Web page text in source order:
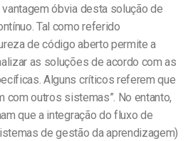
óbvia desta solução de
Tal como referido
de código aberto permite a
as soluções de acordo com as
Alguns críticos referem que
com outros sistemas”. No entanto,
que a integração do fluxo de
de gestão da aprendizagem)